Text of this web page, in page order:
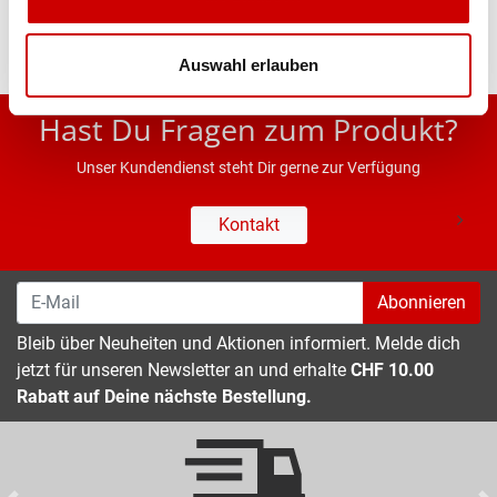
Auswahl erlauben
* UVP des Herstellers; Alle Preisangaben inkl. MwSt.
Hast Du Fragen zum Produkt?
Unser Kundendienst steht Dir gerne zur Verfügung
Kontakt
Abonnieren
Bleib über Neuheiten und Aktionen informiert. Melde dich
jetzt für unseren Newsletter an und erhalte CHF 10.00
Rabatt auf Deine nächste Bestellung.